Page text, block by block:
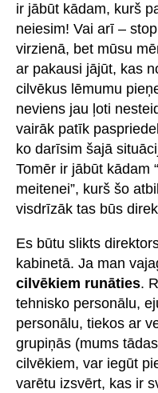
ir jābūt kādam, kurš
neiesim! Vai arī –
virzienā, bet mūsu
ar pakausi jājūt, kas
cilvēkus lēmumu
neviens jau ļoti
vairāk patīk
ko darīsim šajā
Tomēr ir jābūt kādam
meitenei”, kurš šo
visdrīzāk tas būs
Es būtu slikts
kabinetā. Ja man
cilvēkiem runāties.
tehnisko personālu,
personālu, tiekos ar
grupiņās (mums
cilvēkiem, var iegūt
varētu izsvērt, kas ir